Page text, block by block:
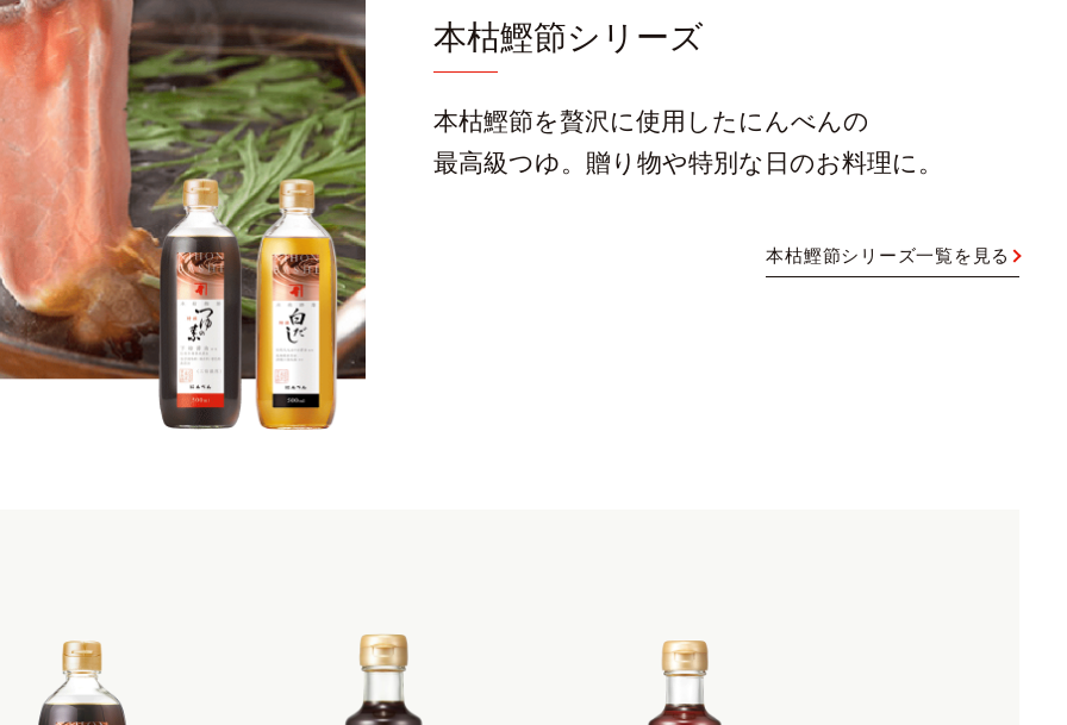
本枯鰹節シリーズ
本枯鰹節を贅沢に使用したにんべんの
最高級つゆ。贈り物や特別な日のお料理に。
本枯鰹節シリーズ一覧を見る